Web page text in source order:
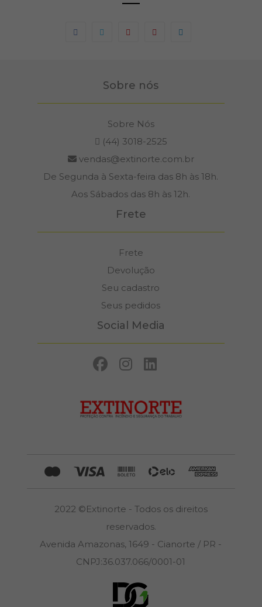
Sobre nós
Sobre Nós
(44) 3018-2525
vendas@extinorte.com.br
De Segunda à Sexta-feira das 8h às 18h.
Aos Sábados das 8h às 12h.
Frete
Frete
Devolução
Seu cadastro
Seus pedidos
Social Media
2022 ©Extinorte - Todos os direitos
reservados.
Avenida Amazonas, 1649 - Cianorte / PR -
CNPJ:36.037.066/0001-01